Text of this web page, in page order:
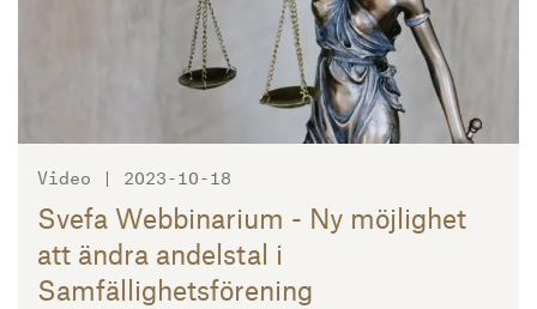
Video | 2023-10-18
Svefa Webbinarium - Ny möjlighet
att ändra andelstal i
Samfällighetsförening